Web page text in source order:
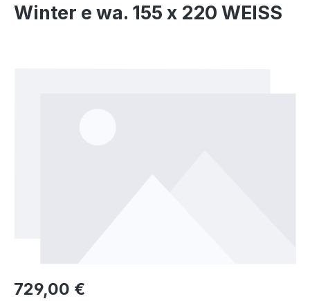
Winter e wa. 155 x 220 WEISS
729,00 €